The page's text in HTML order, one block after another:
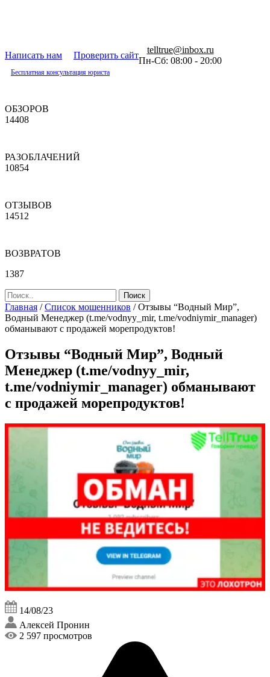
Написать нам Проверить сайт
telltrue@inbox.ru
Пн-Сб: 08:00 - 20:00
Бесплатная консультация юриста
ОБЗОРОВ
14408
РАЗОБЛАЧЕНИЙ
10854
ОТЗЫВОВ
14512
ВОЗВРАТОВ
1387
Главная /Список мошенников /Отзывы “Водный Мир”,
Водный Менеджер (t.me/vodnyy_mir, t.me/vodniymir_manager)
обманывают с продажей морепродуктов!
Отзывы “Водный Мир”, Водный
Менеджер (t.me/vodnyy_mir,
t.me/vodniymir_manager) обманывают
с продажей морепродуктов!
14/08/23
Алексей Пронин
2 597 просмотров